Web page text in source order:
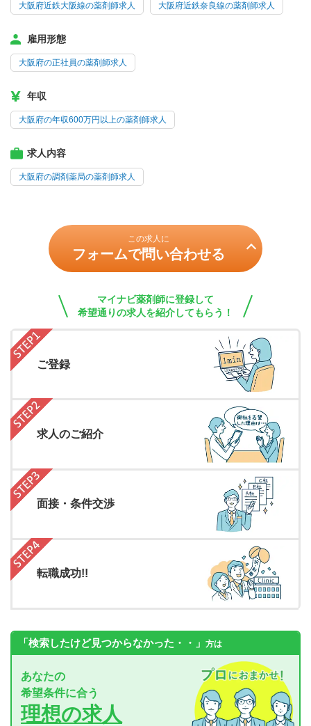
大阪府近鉄大阪線の薬剤師求人 大阪府近鉄奈良線の薬剤師求人
雇用形態
大阪府の正社員の薬剤師求人
年収
大阪府の年収600万円以上の薬剤師求人
求人内容
大阪府の調剤薬局の薬剤師求人
この求人に
フォームで問い合わせる
マイナビ薬剤師に登録して
希望通りの求人を紹介してもらう！
ご登録
求人のご紹介
面接・条件交渉
転職成功!!
「検索したけど見つからなかった・・」 方は
あなたの
希望条件に合う
理想の求人